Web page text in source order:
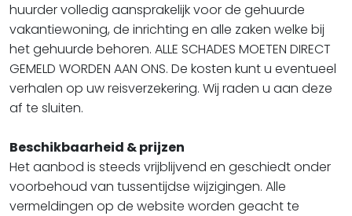
huurder volledig aansprakelijk voor de gehuurde
vakantiewoning, de inrichting en alle zaken welke bij
het gehuurde behoren. ALLE SCHADES MOETEN DIRECT
GEMELD WORDEN AAN ONS. De kosten kunt u eventueel
verhalen op uw reisverzekering. Wij raden u aan deze
af te sluiten.
Beschikbaarheid & prijzen
Het aanbod is steeds vrijblijvend en geschiedt onder
voorbehoud van tussentijdse wijzigingen. Alle
vermeldingen op de website worden geacht te